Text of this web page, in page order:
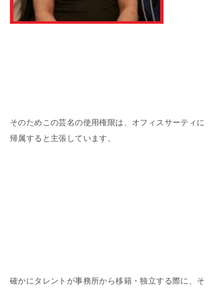
そのためこの芸名の使用権限は、オフィスサーティに
帰属すると主張しています。
確かにタレントが事務所から移籍・独立する際に、そ